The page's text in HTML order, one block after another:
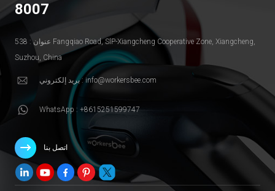
8007
عنوان : 538 Fangqiao Road, SlP-Xiangcheng Cooperative Zone, Xiangcheng,
Suzhou, China
بريد إلكتروني : info@workersbee.com
WhatsApp : +8615251599747
اتصل بنا